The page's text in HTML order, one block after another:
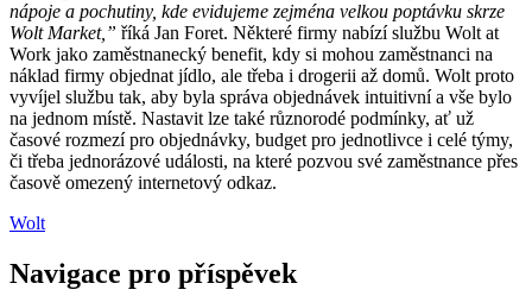
nápoje a pochutiny, kde evidujeme zejména velkou poptávku skrze
Wolt Market,” říká Jan Foret. Některé firmy nabízí službu Wolt at
Work jako zaměstnanecký benefit, kdy si mohou zaměstnanci na
náklad firmy objednat jídlo, ale třeba i drogerii až domů. Wolt proto
vyvíjel službu tak, aby byla správa objednávek intuitivní a vše bylo
na jednom místě. Nastavit lze také různorodé podmínky, ať už
časové rozmezí pro objednávky, budget pro jednotlivce i celé týmy,
či třeba jednorázové události, na které pozvou své zaměstnance přes
časově omezený internetový odkaz.
Wolt
Navigace pro příspěvek